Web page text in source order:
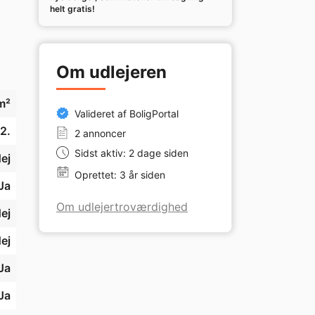
2.
helt gratis!
Om udlejeren
Valideret af BoligPortal
2 annoncer
Sidst aktiv: 2 dage siden
Oprettet: 3 år siden
Om udlejertroværdighed